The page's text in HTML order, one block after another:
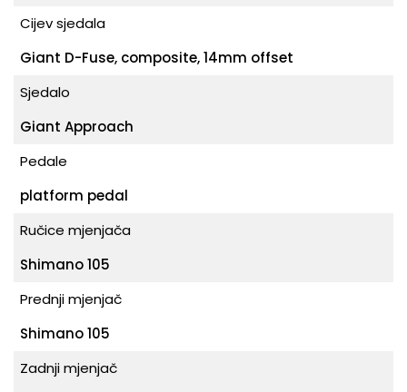
Cijev sjedala
Giant D-Fuse, composite, 14mm offset
Sjedalo
Giant Approach
Pedale
platform pedal
Ručice mjenjača
Shimano 105
Prednji mjenjač
Shimano 105
Zadnji mjenjač